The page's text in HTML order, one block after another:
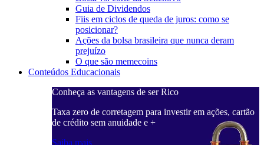
Guia de Dividendos
Fiis em ciclos de queda de juros: como se
posicionar?
Ações da bolsa brasileira que nunca deram
prejuízo
O que são memecoins
Conteúdos Educacionais
Conheça as vantagens de ser Rico
Taxa zero de corretagem para investir em ações, cartão
de crédito sem anuidade e +
Saiba mais